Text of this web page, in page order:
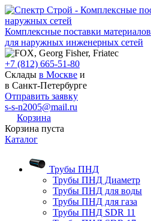
Комплексные поставки материалов
для наружных инженерных сетей
+7 (812) 665-51-80
Склады в Москве и
в Санкт-Петербурге
Отправить заявку
s-s-n2005@mail.ru
Корзина
Корзина пуста
Каталог
Трубы ПНД
Трубы ПНД Диаметр
Трубы ПНД для воды
Трубы ПНД для газа
Трубы ПНД SDR 11